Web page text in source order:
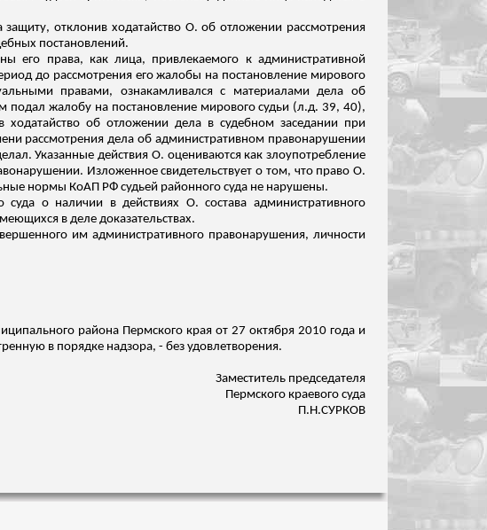
отклонив ходатайство О. об отложении рассмотрения
постановлений.
его права, как лица, привлекаемого к административной
до рассмотрения его жалобы на постановление мирового
правами, ознакамливался с материалами дела об
подал жалобу на постановление мирового судьи (л.д. 39, 40),
ходатайство об отложении дела в судебном заседании при
рассмотрения дела об административном правонарушении
Указанные действия О. оцениваются как злоупотребление
Изложенное свидетельствует о том, что право О.
нормы КоАП РФ судьей районного суда не нарушены.
о наличии в действиях О. состава административного
в деле доказательствах.
им административного правонарушения, личности
района Пермского края от 27 октября 2010 года и
в порядке надзора, - без удовлетворения.
Заместитель председателя
Пермского краевого суда
П.Н.СУРКОВ